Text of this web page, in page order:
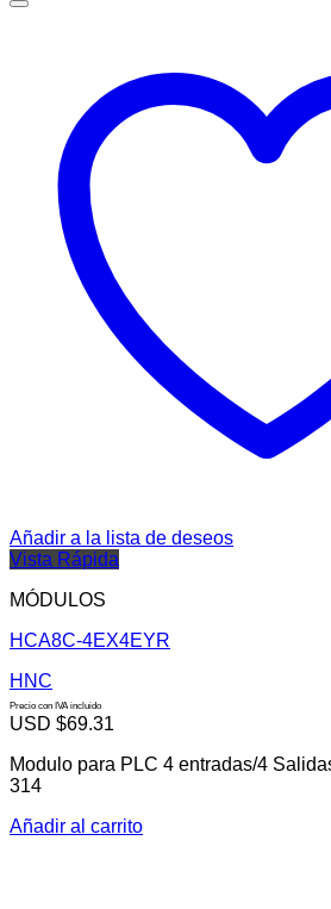
Añadir a la lista de deseos
Vista Rápida
MÓDULOS
HCA8C-4EX4EYR
HNC
Precio con IVA incluido
USD $69.31
Modulo para PLC 4 entradas/4
314
Añadir al carrito